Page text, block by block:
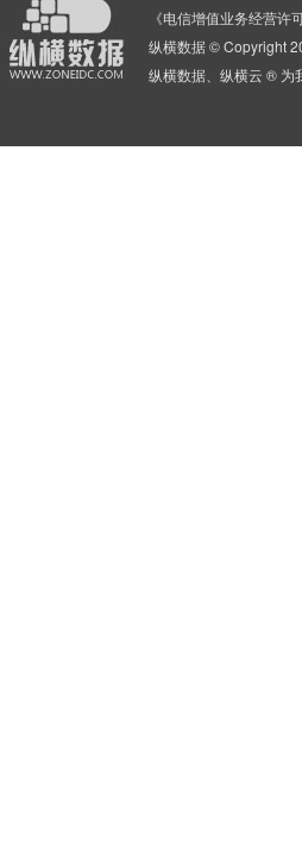
《电信增值业务经营
纵横数据 © Copyright
纵横数据、纵横云 ® 为